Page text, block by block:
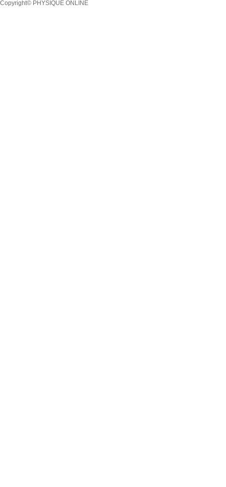
Copyright© PHYSIQUE ONLINE